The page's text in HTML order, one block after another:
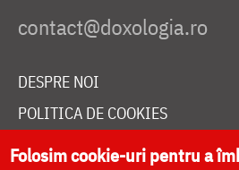
DESPRE NOI
POLITICA DE COOKIES
DONEAZĂ ONLINE PENTRU
Folosim cookie-uri pentru a